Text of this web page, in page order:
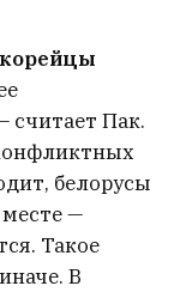
считает Пак.
белорусы
—
Такое
В